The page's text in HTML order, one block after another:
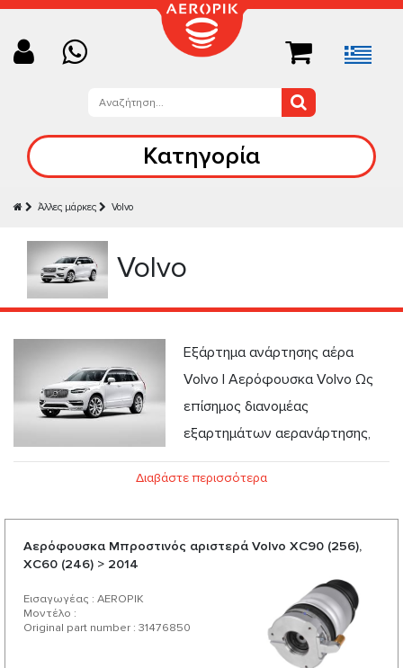
Κατηγορία
Άλλες μάρκες Volvo
Volvo
Εξάρτημα ανάρτησης αέρα
Volvo | Αερόφουσκα Volvo Ως
επίσημος διανομέας
εξαρτημάτων αερανάρτησης,
προσφέρουμε αερόσακους, συμπιεστή αερόσακων,
αμορτισέρ για Volvo σε ανταγωνιστικές τιμές και
δυνατότητα ταχείας παράδοσης. Επιλέγοντας εμάς,
επιλέγετε ποιοτικά ανταλλακτικά για το Volvo σας από
αξιόπιστους Γερμανούς και Αμερικανούς κατασκευαστές.
Απολαύστε εξαιρετική σχέση ποιότητας-τιμής, μεγάλη
γκάμα και ποικιλία από περισσότερα από 200 προϊόντα για
Διαβάστε περισσότερα
Aερόφουσκα Μπροστινός αριστερά Volvo XC90 (256),
XC60 (246) > 2014
Εισαγωγέας : AEROPIK
Μοντέλο :
Original part number : 31476850